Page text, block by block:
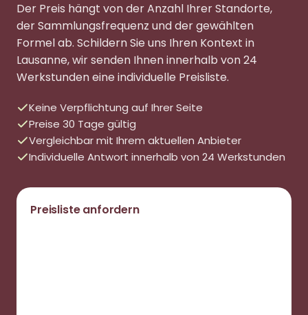
Der Preis hängt von der Anzahl Ihrer Standorte,
der Sammlungsfrequenz und der gewählten
Formel ab. Schildern Sie uns Ihren Kontext in
Lausanne, wir senden Ihnen innerhalb von 24
Werkstunden eine individuelle Preisliste.
Keine Verpflichtung auf Ihrer Seite
Preise 30 Tage gültig
Vergleichbar mit Ihrem aktuellen Anbieter
Individuelle Antwort innerhalb von 24 Werkstunden
Preisliste anfordern